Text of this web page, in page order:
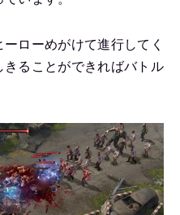
ローめがけて進行してく
ることができればバトル